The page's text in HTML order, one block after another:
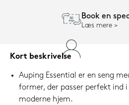
Book en
Læs mere
Kort beskrivelse
Auping Essential er en seng
former, der passer perfekt ind i
moderne hjem.